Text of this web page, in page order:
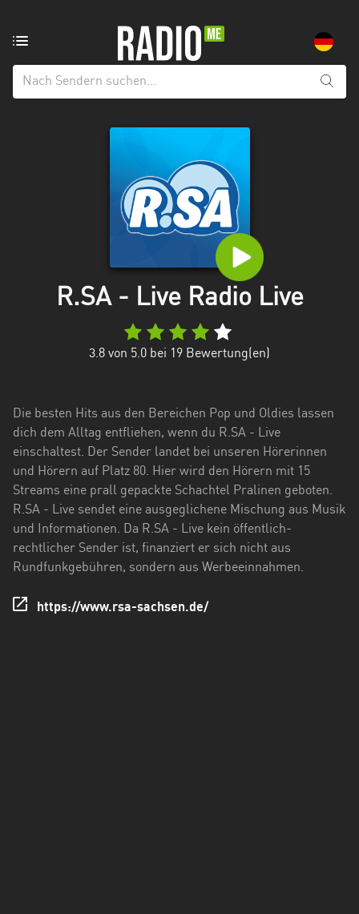
aus:
Alle
Bremen
Niedersachsen
Nordrhein-
Westfalen
Rheinland-
Pfalz
R.SA - Live Radio Live
3.8 von 5.0 bei 19 Bewertung(en)
Die besten Hits aus den Bereichen Pop und Oldies lassen
dich dem Alltag entfliehen, wenn du R.SA - Live
einschaltest. Der Sender landet bei unseren Hörerinnen
und Hörern auf Platz 80. Hier wird den Hörern mit 15
Streams eine prall gepackte Schachtel Pralinen geboten.
R.SA - Live sendet eine ausgeglichene Mischung aus Musik
und Informationen. Da R.SA - Live kein öffentlich-
rechtlicher Sender ist, finanziert er sich nicht aus
Rundfunkgebühren, sondern aus Werbeeinnahmen.
https://www.rsa-sachsen.de/